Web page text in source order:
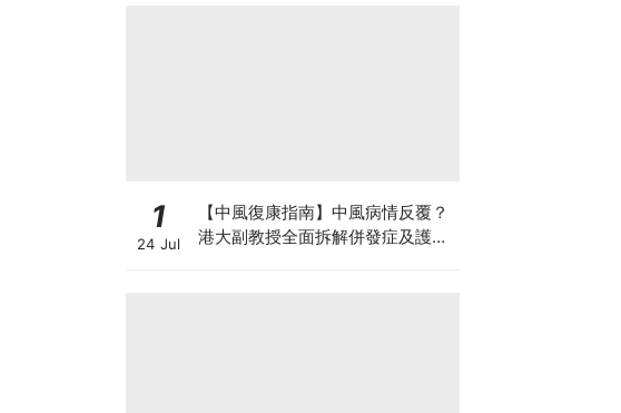
1
24 Jul
【中風復康指南】中風病情反覆？
港大副教授全面拆解併發症及護理